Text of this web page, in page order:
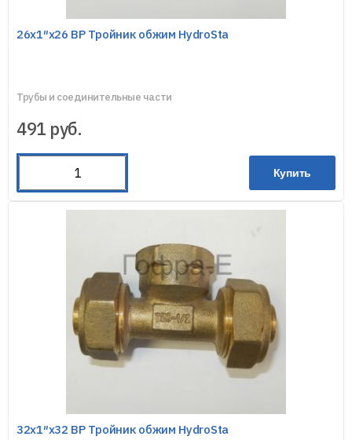
26х1″х26 ВР Тройник обжим HydroSta
Трубы и соединительные части
491 руб.
Купить
32х1″х32 ВР Тройник обжим HydroSta